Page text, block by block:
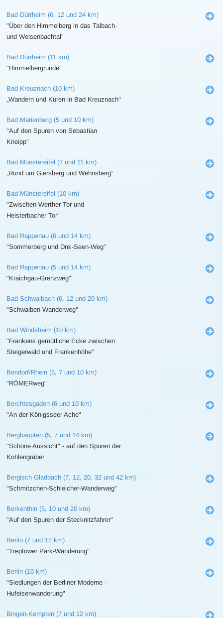
Bad Dürrheim (6, 12 und 24 km)
"Über den Himmelberg in das Talbach-
und Weisenbachtal"
Bad Dürrheim (11 km)
"Himmelbergrunde"
Bad Kreuznach (10 km)
„Wandern und Kuren in Bad Kreuznach"
Bad Marienberg (5 und 10 km)
"Auf den Spuren von Sebastian
Kneipp"
Bad Münstereifel (7 und 11 km)
„Rund um Giersberg und Wehnsberg“
Bad Münstereifel (10 km)
"Zwischen Werther Tor und
Heisterbacher Tor"
Bad Rappenau (6 und 14 km)
"Sommerberg und Drei-Seen-Weg"
Bad Rappenau (5 und 14 km)
"Kraichgau-Grenzweg"
Bad Schwalbach (6, 12 und 20 km)
"Schwalben Wanderweg"
Bad Windsheim (10 km)
"Frankens gemütliche Ecke zwischen
Steigerwald und Frankenhöhe"
Bendorf/Rhein (5, 7 und 10 km)
"RÖMERweg"
Berchtesgaden (6 und 10 km)
"An der Königsseer Ache"
Berghaupten (5, 7 und 14 km)
"Schöne Aussicht" - auf den Spuren der
Kohlengräber
Bergisch Gladbach (7, 12, 20, 32 und 42 km)
"Schmitzchen-Schleicher-Wanderweg"
Berkenthin (5, 10 und 20 km)
"Auf den Spuren der Stecknitzfahrer"
Berlin (7 und 12 km)
"Treptower Park-Wanderung"
Berlin (10 km)
"Siedlungen der Berliner Moderne -
Hufeisenwanderung"
Bingen-Kempten (7 und 12 km)